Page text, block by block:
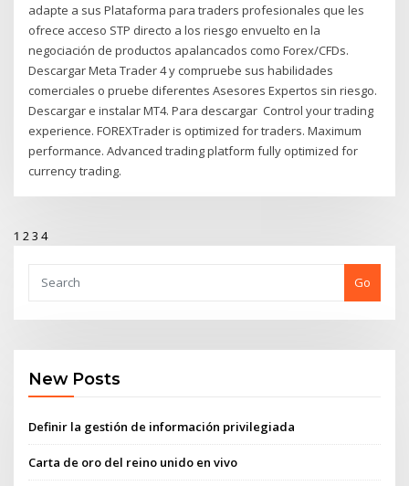
adapte a sus Plataforma para traders profesionales que les
ofrece acceso STP directo a los riesgo envuelto en la
negociación de productos apalancados como Forex/CFDs.
Descargar Meta Trader 4 y compruebe sus habilidades
comerciales o pruebe diferentes Asesores Expertos sin riesgo.
Descargar e instalar MT4. Para descargar Control your trading
experience. FOREXTrader is optimized for traders. Maximum
performance. Advanced trading platform fully optimized for
currency trading.
1 23 4
Go
New Posts
Definir la gestión de información privilegiada
Carta de oro del reino unido en vivo